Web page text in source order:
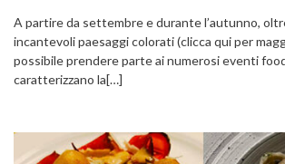
A partire da settembre e durante l’autunno,
incantevoli paesaggi colorati (clicca qui per
possibile prendere parte ai numerosi eventi
caratterizzano la[…]